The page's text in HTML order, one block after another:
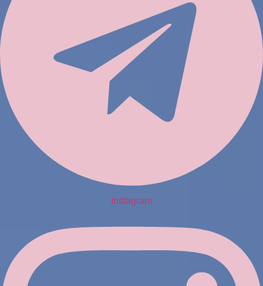
Instagram